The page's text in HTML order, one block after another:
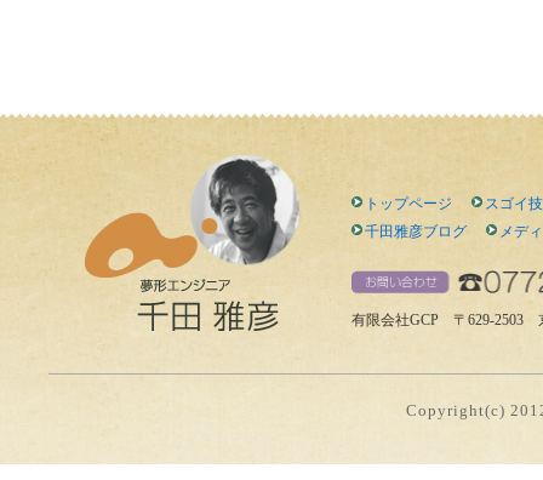
トップページ
スゴイ
千田雅彦ブログ
メデ
有限会社GCP 〒629-2503
Copyright(c)